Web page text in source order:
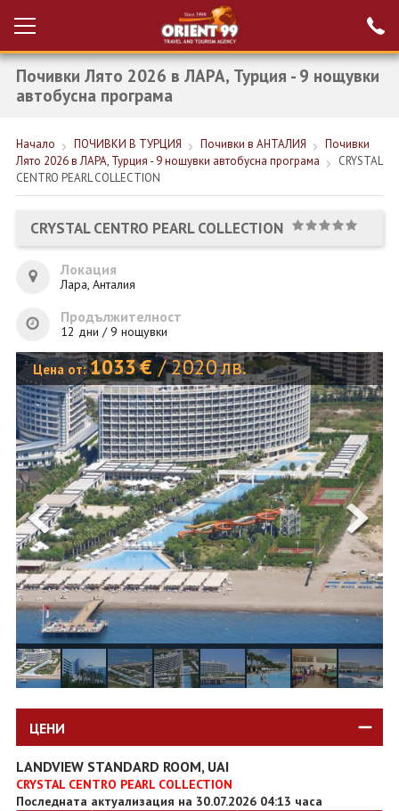
Вход за агенти
Проверка на
резервация
НОВА ГОДИНА ТУРЦИЯ
НОВА ГОДИНА
ПОЧИВКИ
КРУИЗИ
ЕКЗОТИКА
ОЩЕ
ЗА НАС
КОНТАКТИ
ФИРМЕНИ ДОКУМЕНТИ
0700 144 34 Запитване
ПОСЛЕДВАЙТЕ НИ
Почивки Лято 2026 в ЛАРА, Турция - 9 нощувки
автобусна програма
Начало ПОЧИВКИ В ТУРЦИЯ Почивки в АНТАЛИЯ
Почивки
Лято 2026 в ЛАРА, Турция - 9 нощувки автобусна програма
CRYSTAL
CENTRO PEARL COLLECTION
CRYSTAL CENTRO PEARL COLLECTION
Локация
Лара, Анталия
Продължителност
12 дни / 9 нощувки
Цена от:1033€ / 2020лв.
ЦЕНИ
LANDVIEW STANDARD ROOM, UAI
CRYSTAL CENTRO PEARL COLLECTION
Последната актуализация на 30.07.2026 04:13 часа